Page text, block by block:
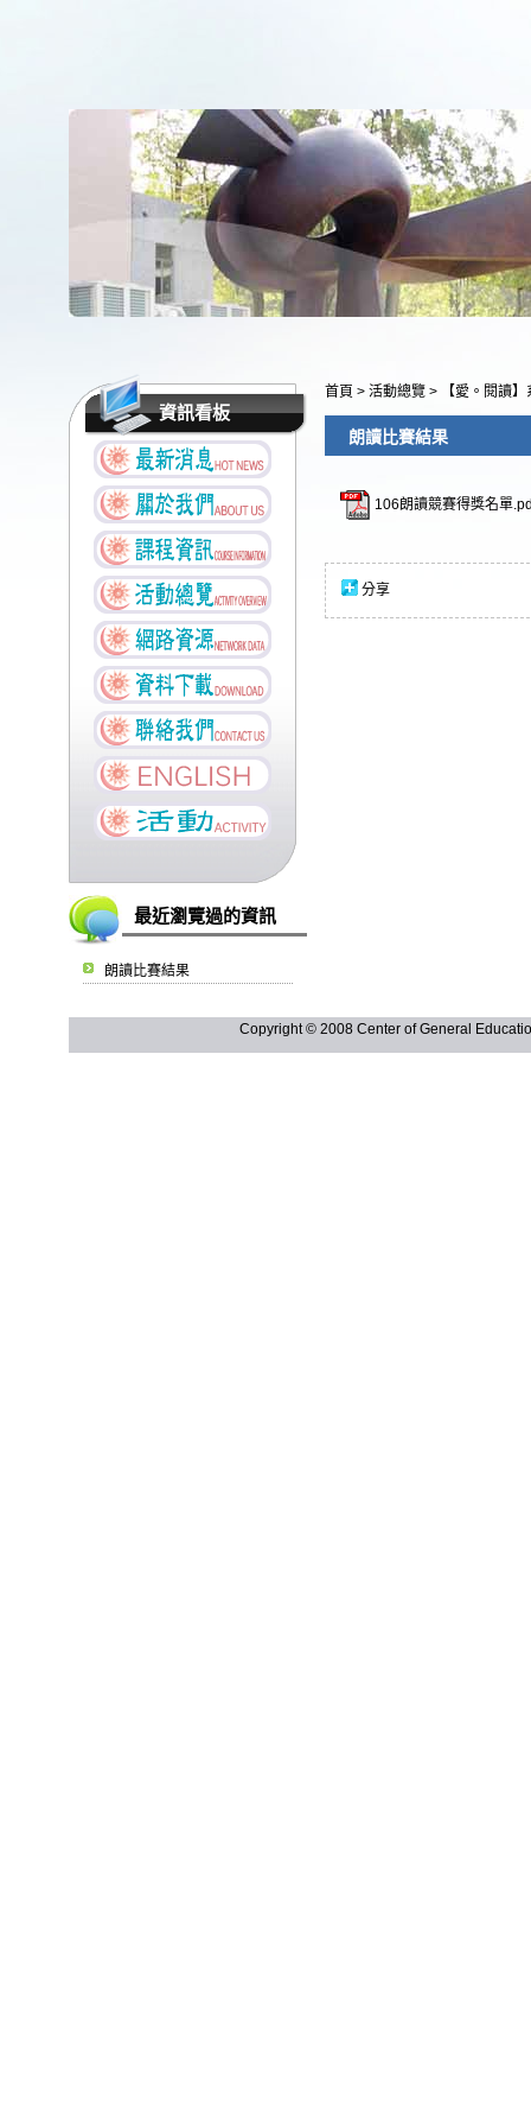
資訊看板
最近瀏覽過的資訊
朗讀比賽結果
首頁 > 活動總覽 > 【愛。閱讀
朗讀比賽結果
106朗讀競賽得獎名單
分享
Copyright © 2008 Center of General